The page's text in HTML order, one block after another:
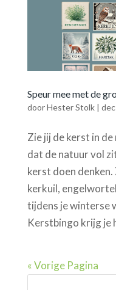
Speur mee met de
doorHester Stolk|
Zie jij de kerst in
dat de natuur vol
kerst doen
kerkuil,
tijdens je winterse
Kerstbingo krijg je
« Vorige Pagina